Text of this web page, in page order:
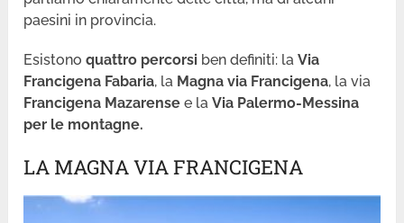
paesini in provincia.
Esistonoquattro percorsi ben definiti: laVia
Francigena Fabaria, la Magna via Francigena, la via
Francigena Mazarense e laVia Palermo-Messina
per le montagne.
LA MAGNA VIA FRANCIGENA